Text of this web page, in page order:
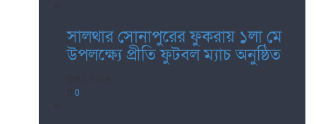
সালথার সোনাপুরের ফুকরায় ১লা মে
উপলক্ষ্যে প্রীতি ফুটবল ম্যাচ অনুষ্ঠিত
0